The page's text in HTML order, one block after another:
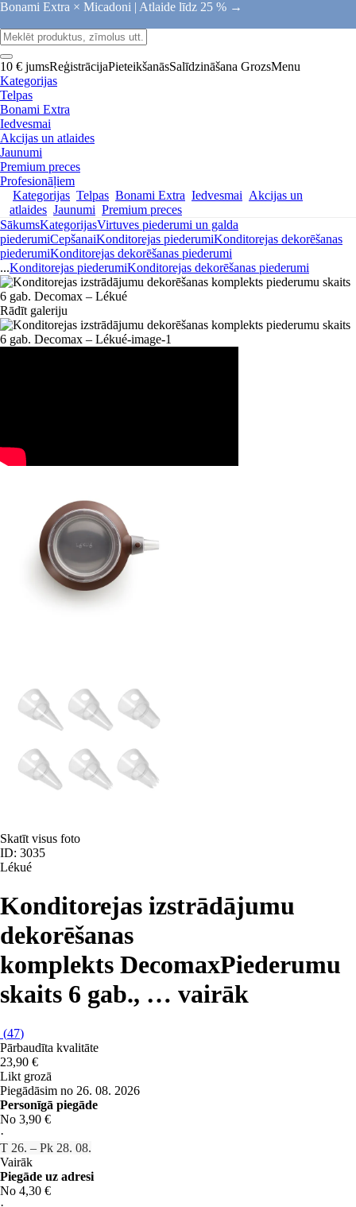
Bonami Extra × Micadoni | Atlaide līdz 25 % →
10 € jumsReģistrācijaPieteikšanāsSalīdzināšana GrozsMenu
Kategorijas
Telpas
Bonami Extra
Iedvesmai
Akcijas un atlaides
Jaunumi
Premium preces
Profesionāļiem
Kategorijas Telpas Bonami Extra Iedvesmai Akcijas un
atlaides Jaunumi Premium preces
SākumsKategorijasVirtuves piederumi un galda
piederumiCepšanaiKonditorejas piederumiKonditorejas dekorēšanas
piederumiKonditorejas dekorēšanas piederumi
...Konditorejas piederumiKonditorejas dekorēšanas piederumi
Rādīt galeriju
Skatīt visus foto
ID: 3035
Lékué
Konditorejas izstrādājumu
dekorēšanas
komplekts DecomaxPiederumu
skaits 6 gab., … vairāk
(47)
Pārbaudīta kvalitāte
23,90 €
Likt grozā
Piegādāsim no 26. 08. 2026
Personīgā piegāde
No 3,90 €
·
T 26. – Pk 28. 08.
Vairāk
Piegāde uz adresi
No 4,30 €